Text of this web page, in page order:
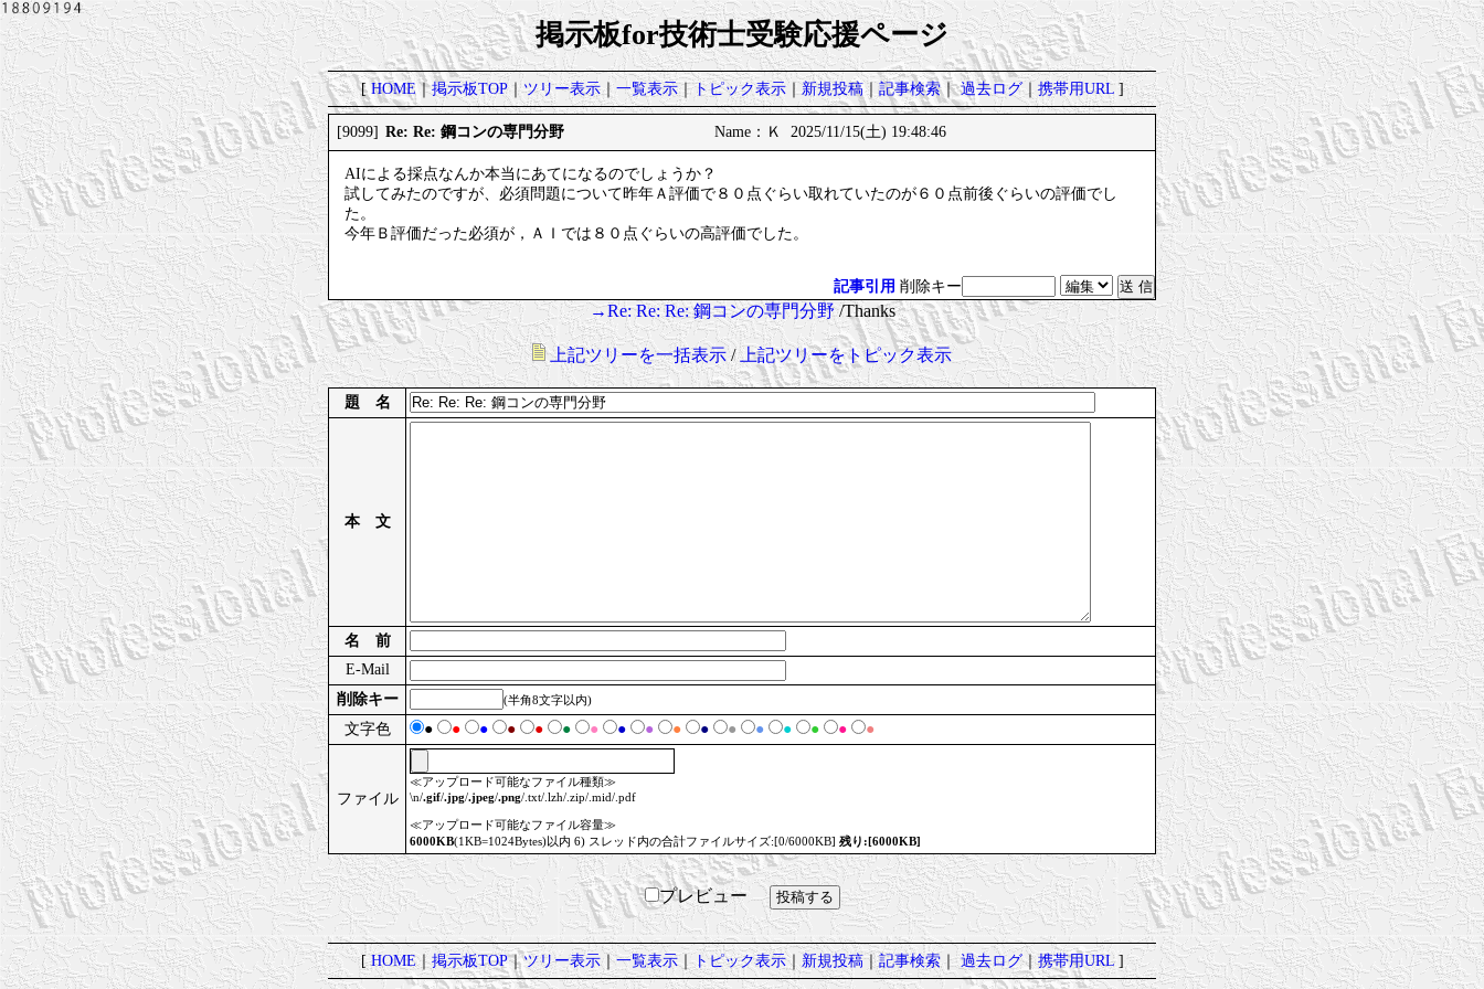
掲示板for技術士受験応援ページ
[HOME｜掲示板TOP｜ツリー表示｜一覧表示｜トピック表示｜新規投稿｜記事検索｜過去ログ｜携帯用URL]
[9099] Re: Re: 鋼コンの専門分野 Name：Ｋ 2025/11/15(土) 19:48:46
AIによる採点なんか本当にあてになるのでしょうか？
試してみたのですが、必須問題について昨年Ａ評価で８０点ぐらい取れていたのが６０点前後ぐらいの評価でし
た。
今年Ｂ評価だった必須が，ＡＩでは８０点ぐらいの高評価でした。
記事引用 削除キー
→Re: Re: Re: 鋼コンの専門分野/Thanks
上記ツリーを一括表示/上記ツリーをトピック表示
題 名
本 文
名 前
E-Mail
削除キー
(半角8文字以内)
文字色 ● ● ● ● ● ● ● ● ● ● ● ● ● ● ● ● ●
ファイル
≪アップロード可能なファイル種類≫
\n/.gif/.jpg/.jpeg/.png/.txt/.lzh/.zip/.mid/.pdf
≪アップロード可能なファイル容量≫
6000KB(1KB=1024Bytes)以内 6) スレッド内の合計ファイルサイズ:[0/6000KB] 残り:[6000KB]
プレビュー
[HOME｜掲示板TOP｜ツリー表示｜一覧表示｜トピック表示｜ 新規投稿｜記事検索｜過去ログ｜携帯用URL]